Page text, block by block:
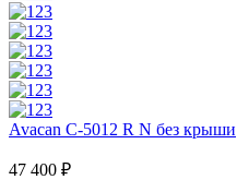
Avacan C-5012 R N без крыши
47 400 ₽